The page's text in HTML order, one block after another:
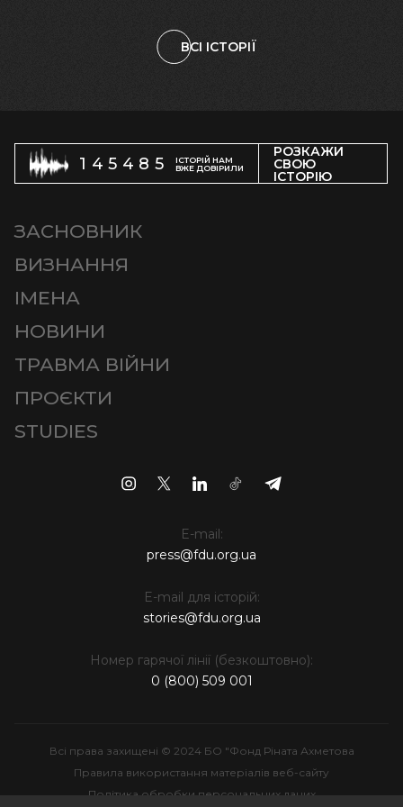
ВСІ ІСТОРІЇ
145485
ІСТОРІЙ НАМ
ВЖЕ ДОВІРИЛИ
РОЗКАЖИ
СВОЮ
ІСТОРІЮ
ЗАСНОВНИК
ВИЗНАННЯ
ІМЕНА
НОВИНИ
ТРАВМА ВІЙНИ
ПРОЄКТИ
STUDIES
E-mail:
press@fdu.org.ua
E-mail для історій:
stories@fdu.org.ua
Номер гарячої лінії (безкоштовно):
0 (800) 509 001
Всі права захищені © 2024 БО "Фонд Ріната Ахметова
Правила використання матеріалів веб-сайту
Політика обробки персональних даних